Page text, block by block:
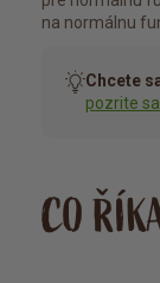
na normálnu
Chcete
pozrite
CO